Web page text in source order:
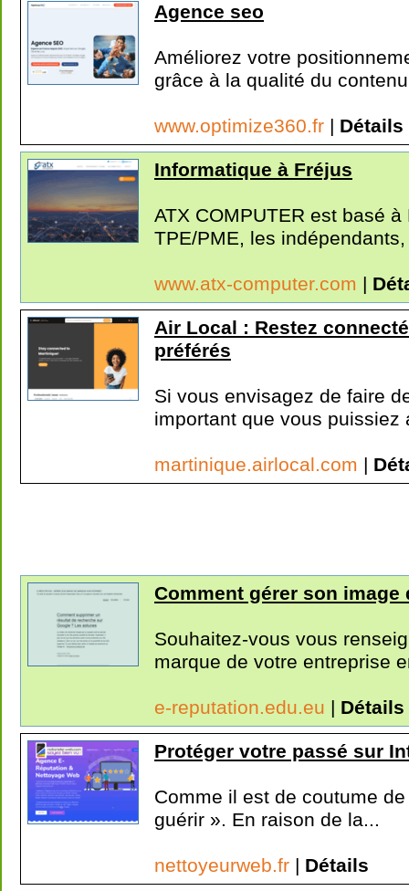
Agence seo
Améliorez votre
grâce à la qualité du
www.optimize360.fr | Détails
Informatique à Fréjus
ATX COMPUTER est basé
TPE/PME, les
www.atx-computer.com |
Air Local : Restez
préférés
Si vous envisagez de faire
important que vous puissiez
martinique.airlocal.com |
Comment gérer son
Souhaitez-vous vous
marque de votre entreprise
e-reputation.edu.eu | Détails
Protéger votre passé sur
Comme il est de coutume
guérir ». En raison de la...
nettoyeurweb.fr | Détails